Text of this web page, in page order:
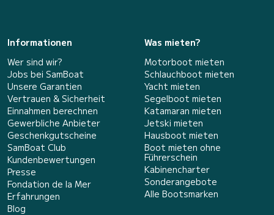
Informationen
Wer sind wir?
Jobs bei SamBoat
Unsere Garantien
Vertrauen & Sicherheit
Einnahmen berechnen
Gewerbliche Anbieter
Geschenkgutscheine
SamBoat Club
Kundenbewertungen
Presse
Fondation de la Mer
Erfahrungen
Blog
Was mieten?
Motorboot mieten
Schlauchboot mieten
Yacht mieten
Segelboot mieten
Katamaran mieten
Jetski mieten
Hausboot mieten
Boot mieten ohne
Führerschein
Kabinencharter
Sonderangebote
Alle Bootsmarken